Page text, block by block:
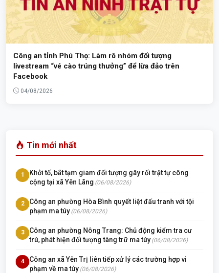
Công an tỉnh Phú Thọ: Làm rõ nhóm đối tượng
livestream “vé cào trúng thưởng” để lừa đảo trên
Facebook
04/08/2026
Tin mới nhất
1
Khởi tố, bắt tạm giam đối tượng gây rối trật tự công
cộng tại xã Yên Lãng (06/08/2026)
2
Công an phường Hòa Bình quyết liệt đấu tranh với tội
phạm ma túy (06/08/2026)
3
Công an phường Nông Trang: Chủ động kiểm tra cư
trú, phát hiện đối tượng tàng trữ ma túy (06/08/2026)
4
Công an xã Yên Trị liên tiếp xử lý các trường hợp vi
phạm về ma túy (06/08/2026)